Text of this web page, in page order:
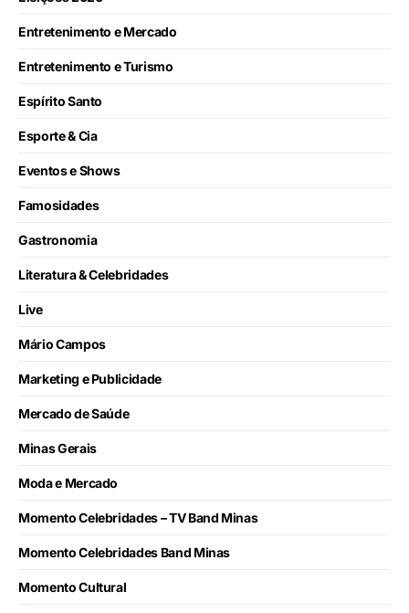
Entretenimento e Mercado
Entretenimento e Turismo
Espírito Santo
Esporte & Cia
Eventos e Shows
Famosidades
Gastronomia
Literatura & Celebridades
Live
Mário Campos
Marketing e Publicidade
Mercado de Saúde
Minas Gerais
Moda e Mercado
Momento Celebridades – TV Band Minas
Momento Celebridades Band Minas
Momento Cultural